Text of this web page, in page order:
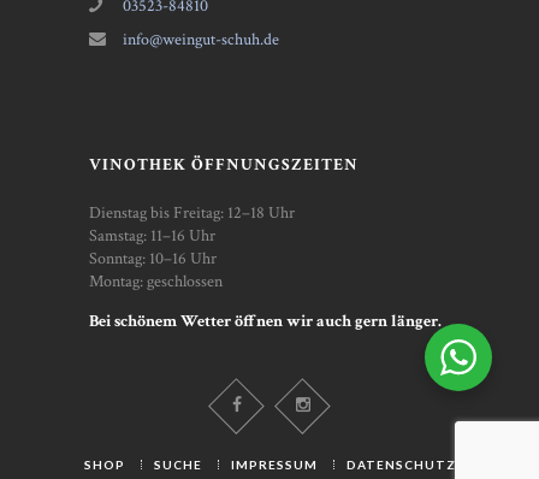
03523-84810
info@weingut-schuh.de
VINOTHEK ÖFFNUNGSZEITEN
Dienstag bis Freitag: 12–18 Uhr
Samstag: 11–16 Uhr
Sonntag: 10–16 Uhr
Montag: geschlossen
Bei schönem Wetter öffnen wir auch gern länger.
SHOP SUCHE IMPRESSUM DATENSCHUTZ